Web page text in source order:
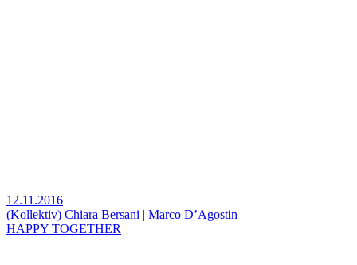
12.11.2016
(Kollektiv) Chiara Bersani | Marco D’Agostin
HAPPY TOGETHER